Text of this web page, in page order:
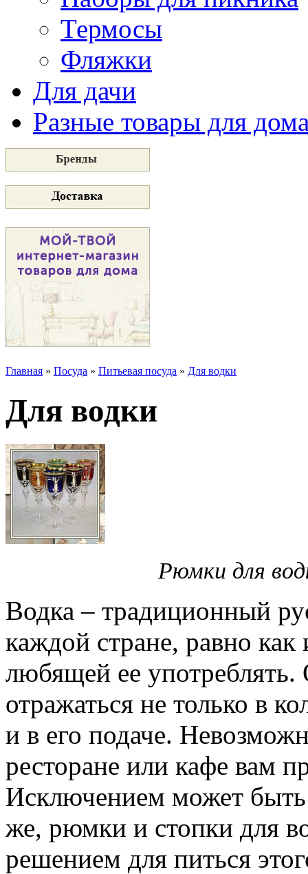
Термосы
Фляжки
Для дачи
Разные товары для
Главная » Посуда » Питьевая посуда » Для водки
Для водки
Рюмки для
Водка – традиционный
каждой стране, равно
любящей ее употреблять.
отражаться не только в
и в его подаче.
ресторане или кафе вам
Исключением может быть
же, рюмки и стопки для
решением для питься